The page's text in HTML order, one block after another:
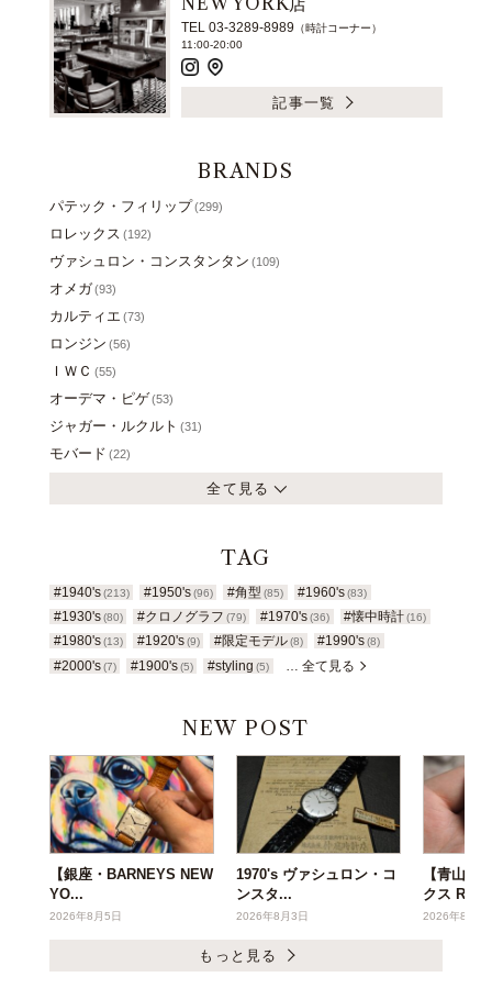
TEL 03-3289-8989 （時計コーナー）
11:00-20:00
記事一覧
BRANDS
パテック・フィリップ(299)
ロレックス (192)
ヴァシュロン・コンスタンタン (109)
オメガ(93)
カルティエ (73)
ロンジン (56)
ＩＷＣ (55)
オーデマ・ピゲ(53)
ジャガー・ルクルト (31)
モバード (22)
全て見る
TAG
#1940's (213) #1950's(96) #角型 (85) #1960's (83)
#1930's (80) #クロノグラフ (79) #1970's(36) #懐中時計 (16)
#1980's (13) #1920's(9) #限定モデル(8) #1990's (8)
#2000's (7) #1900's(5) #styling (5) … 全て見る
NEW POST
【銀座・BARNEYS NEW
YO...
2026年8月5日
1970's ヴァシュロン・コ
ンスタ...
2026年8月3日
【青山店
クス R...
2026年8月3
もっと見る